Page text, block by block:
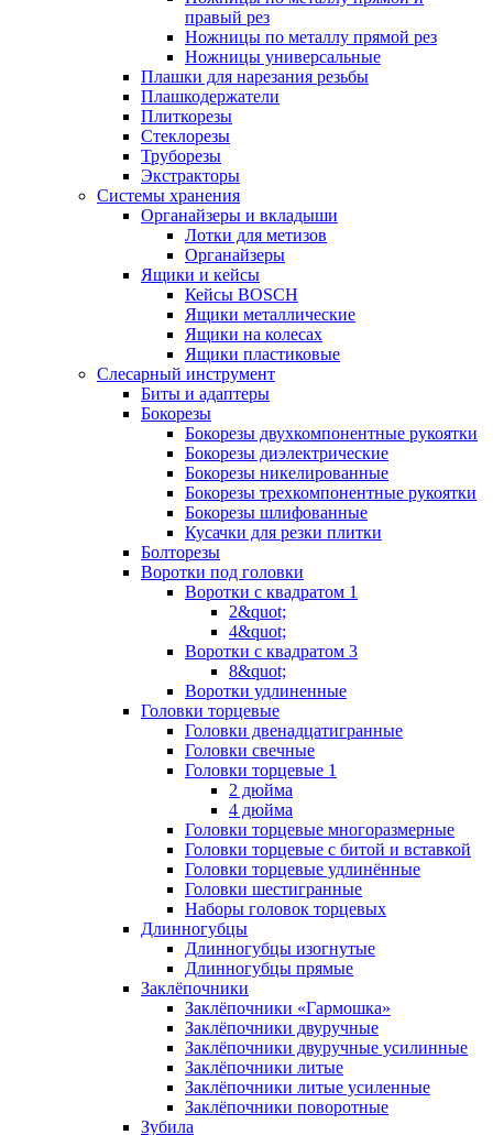
правый рез
Ножницы по металлу прямой рез
Ножницы универсальные
Плашки для нарезания резьбы
Плашкодержатели
Плиткорезы
Стеклорезы
Труборезы
Экстракторы
Системы хранения
Органайзеры и вкладыши
Лотки для метизов
Органайзеры
Ящики и кейсы
Кейсы BOSCH
Ящики металлические
Ящики на колесах
Ящики пластиковые
Слесарный инструмент
Биты и адаптеры
Бокорезы
Бокорезы двухкомпонентные рукоятки
Бокорезы диэлектрические
Бокорезы никелированные
Бокорезы трехкомпонентные рукоятки
Бокорезы шлифованные
Кусачки для резки плитки
Болторезы
Воротки под головки
Воротки с квадратом 1
2&quot;
4&quot;
Воротки с квадратом 3
8&quot;
Воротки удлиненные
Головки торцевые
Головки двенадцатигранные
Головки свечные
Головки торцевые 1
2 дюйма
4 дюйма
Головки торцевые многоразмерные
Головки торцевые с битой и вставкой
Головки торцевые удлинённые
Головки шестигранные
Наборы головок торцевых
Длинногубцы
Длинногубцы изогнутые
Длинногубцы прямые
Заклёпочники
Заклёпочники «Гармошка»
Заклёпочники двуручные
Заклёпочники двуручные усилинные
Заклёпочники литые
Заклёпочники литые усиленные
Заклёпочники поворотные
Зубила